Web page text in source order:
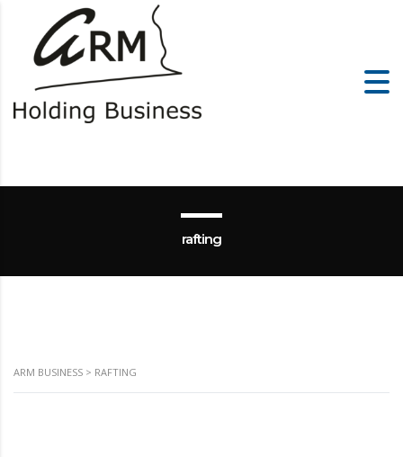
rafting
ARM BUSINESS > RAFTING